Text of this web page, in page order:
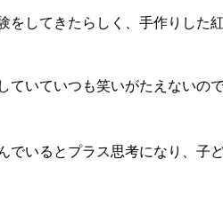
してきたらしく、手作りした
ていていつも笑いがたえないの
でいるとプラス思考になり、